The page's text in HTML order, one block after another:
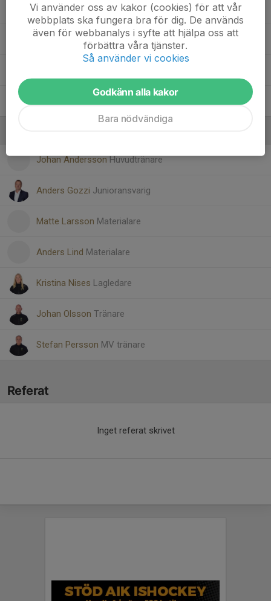
30. Melvin LInd
31. Simon Carlsson
Johan AnderssonHuvudtränare
Anders Gozzi Junioransvarig
Matte Larsson Materialare
Anders Lind Materialare
Kristina Nises Lagledare
Johan Olsson Tränare
Stefan Persson MV tränare
Referat
Inget referat skrivet
Vi använder oss av kakor (cookies) för att vår
webbplats ska fungera bra för dig. De används
även för webbanalys i syfte att hjälpa oss att
förbättra våra tjänster.
Så använder vi cookies
Godkänn alla kakor
Bara nödvändiga